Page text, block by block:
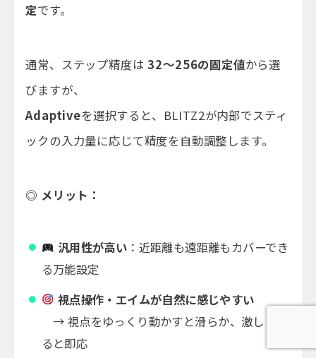
定です。
通常、ステップ精度は32〜256の固定値から選
びますが、
Adaptiveを選択すると、BLITZ2が内部でスティ
ックの入力量に応じて精度を自動調整します。
◎ メリット：
汎用性が高い ：近距離も遠距離もカバーでき
る万能設定
視点操作・エイムが自然に感じやすい
→ 視点をゆっくり動かすと滑らか、激しく振
ると即応